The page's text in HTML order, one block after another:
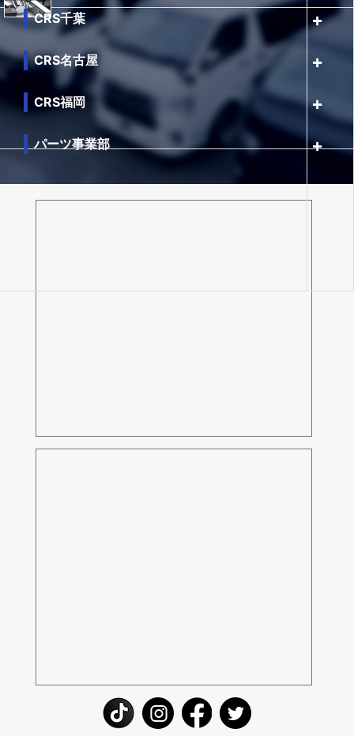
CRS千葉
CRS名古屋
CRS福岡
パーツ事業部